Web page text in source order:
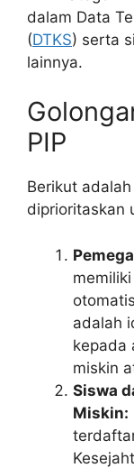
dalam Data
(DTKS) serta
lainnya.
PIP
Berikut
diprioritaskan
adalah
kepada
miskin
Siswa
Miskin: